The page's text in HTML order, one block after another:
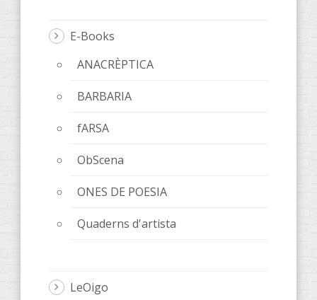
E-Books
ANACRÈPTICA
BARBARIA
fARSA
ObScena
ONES DE POESIA
Quaderns d'artista
LeOigo